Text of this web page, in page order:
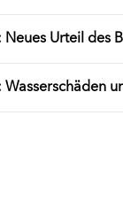
Urteil des